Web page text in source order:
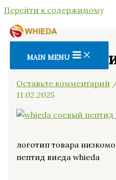
Перейти к содержимому
MAIN MENU
Соевый
Оставьте комментарий
11.02.2025
логотип товара
пептид виеда whieda